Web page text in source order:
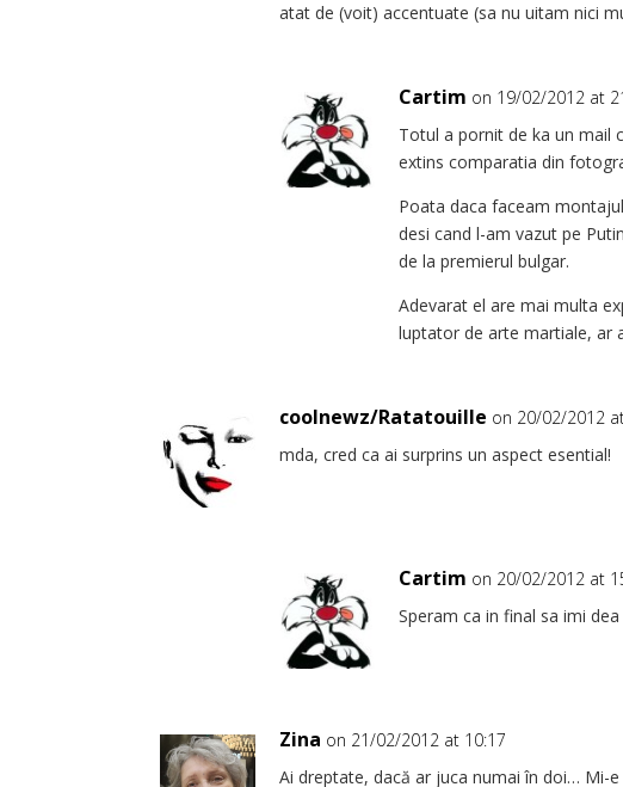
atat de (voit) accentuate (sa nu uitam nici
Cartim on 19/02/2012 at
Totul a pornit de ka un mail
extins comparatia din
Poata daca faceam
desi cand l-am vazut pe
de la premierul bulgar.
Adevarat el are mai multa
luptator de arte martiale, ar
coolnewz/Ratatouille on 20/02/2012
mda, cred ca ai surprins un aspect esential!
Cartim on 20/02/2012 at
Speram ca in final sa imi
Zina on 21/02/2012 at 10:17
Ai dreptate, dacă ar juca numai în doi… Mi-